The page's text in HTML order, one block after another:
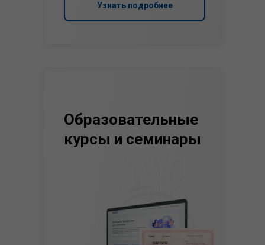
Узнать подробнее
Образовательные
курсы и семинары